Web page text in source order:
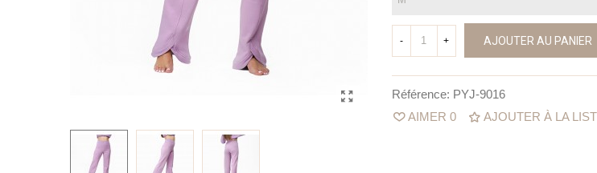
- + AJOUTER AU PANIER
Référence: PYJ-9016
AIMER 0 AJOUTER À LA